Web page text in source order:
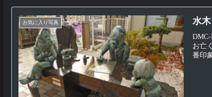
お気に入り写真 水
お亡
番印